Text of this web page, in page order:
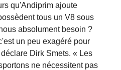
qu'Andiprim ajoute
tous un V8 sous
absolument besoin ?
un peu exagéré pour
Dirk Smets. « Les
ne nécessitent pas